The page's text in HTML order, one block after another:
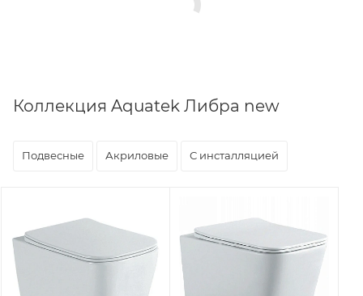
Коллекция Aquatek Либра new
Подвесные Акриловые С инсталляцией